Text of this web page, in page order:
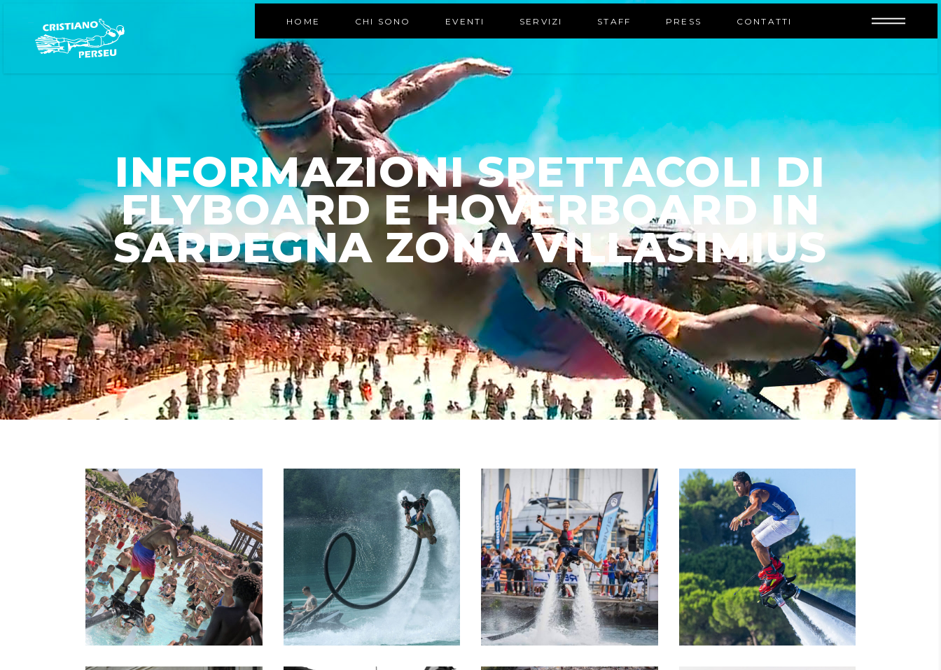
HOME CHI SONO EVENTI SERVIZI STAFF PRESS CONTATTI
INFORMAZIONI SPETTACOLI DI
FLYBOARD E HOVERBOARD IN
SARDEGNA ZONA VILLASIMIUS
FLYBOARD
TANDEM
ATTRAZIONI
COMBINATE
ISTRUTTORI
CERTIFICATI
NOLEGGIO
MOTO
D’ACQUA